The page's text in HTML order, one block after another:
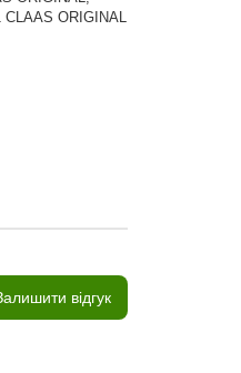
CLAAS ORIGINAL
відгук